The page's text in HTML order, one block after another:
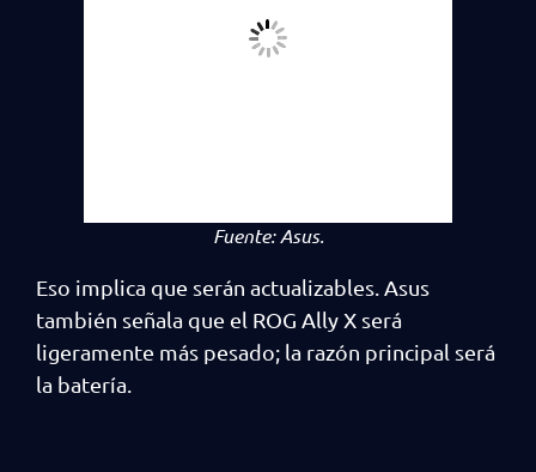
Fuente:Asus.
Eso implica que serán actualizables. Asus
también señala que el ROG Ally X será
ligeramente más pesado; la razón principal será
la batería.